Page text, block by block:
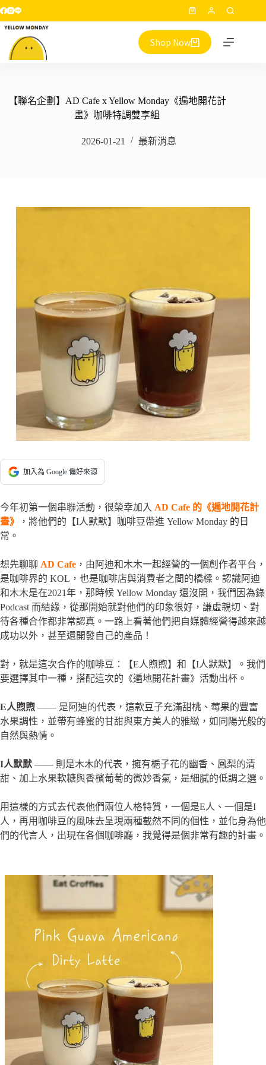
跳
至
物
車
Shop Now
【聯名企劃】AD Cafe x Yellow Monday《遍地開花計
畫》咖啡特調雙享組
2026-01-21 最新消息
加入為 Google 偏好來源
今年初第一個串聯活動，很榮幸加入 AD Cafe 的《遍地開花計
畫》
，將他們的【I人默默】咖啡豆帶進 Yellow Monday 的日
常。
想先聊聊 AD Cafe ，由阿迪和木木一起經營的一個創作者平台，
是咖啡界的 KOL，也是咖啡店與消費者之間的橋樑。認識阿迪
和木木是在2021年，那時候 Yellow Monday 還沒開，我們因為錄
Podcast 而結緣，從那開始就對他們的印象很好，謙虛親切、對
待各種合作都非常認真。一路上看著他們把自媒體經營得越來越
成功以外，甚至還開發自己的產品！
對，就是這次合作的咖啡豆：【E人煦煦】和【I人默默】。我們
要選擇其中一種，搭配這次的《遍地開花計畫》活動出杯。
E人煦煦 —— 是阿迪的代表，這款豆子充滿甜桃、莓果的豐富
水果調性，並帶有蜂蜜的甘甜與東方美人的雅緻，如同陽光般的
自然與熱情。
I人默默 —— 則是木木的代表，擁有梔子花的幽香、鳳梨的清
甜、加上水果軟糖與香檳葡萄的微妙香氣，是細膩的低調之選。
用這樣的方式去代表他們兩位人格特質，一個是E人、一個是I
人，再用咖啡豆的風味去呈現兩種截然不同的個性，並化身為他
們的代言人，出現在各個咖啡廳，我覺得是個非常有趣的計畫。